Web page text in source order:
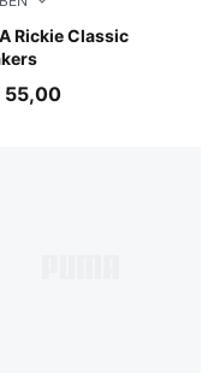
Rickie Classic
White-PUMA Silver
55,00